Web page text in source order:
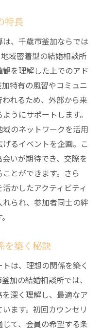
特長
、千歳市釜加ならでは
域密着型の結婚相談所
を理解した上でのアド
特有の風習やコミュニ
れるため、外部から来
うにサポートします。
のネットワークを活用
るイベントを企画。こ
いが期待でき、交際を
とができます。さら
かしたアクティビティ
られ、参加者同士の絆
を築く秘訣
は、理想の関係を築く
加の結婚相談所では、
深く理解し、最適なア
ます。初回カウンセリ
て、会員の希望する条